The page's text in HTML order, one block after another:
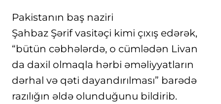
Pakistanın baş naziri
Şahbaz Şərif vasitəçi kimi çıxış edərək,
“bütün cəbhələrdə, o cümlədən Livan
da daxil olmaqla hərbi əməliyyatların
dərhal və qəti dayandırılması” barədə
razılığın əldə olunduğunu bildirib.